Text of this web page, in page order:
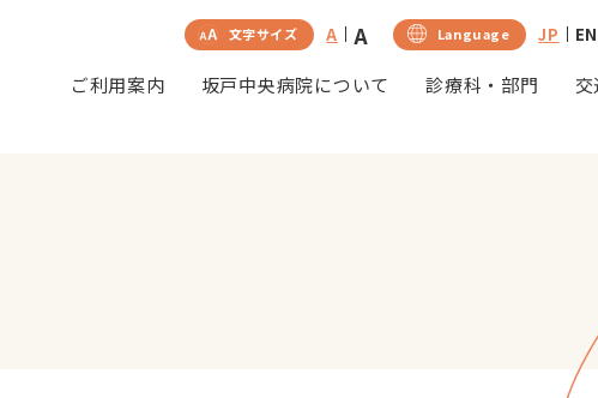
文字サイズ A A Language JP EN
ご利用案内 坂戸中央病院について 診療科・部門